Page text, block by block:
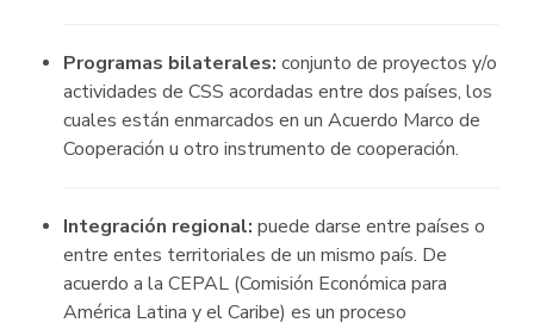
Programas bilaterales: conjunto de proyectos y/o
actividades de CSS acordadas entre dos países, los
cuales están enmarcados en un Acuerdo Marco de
Cooperación u otro instrumento de cooperación.
Integración regional: puede darse entre países o
entre entes territoriales de un mismo país. De
acuerdo a la CEPAL (Comisión Económica para
América Latina y el Caribe) es un proceso